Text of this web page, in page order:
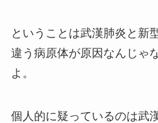
ということは武漢肺炎と新
違う病原体が原因なんじゃ
よ。
個人的に疑っているのは武